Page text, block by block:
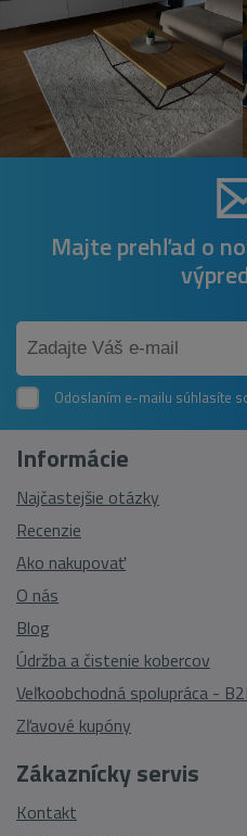
Majte prehľad o
Odoslaním e-mailu súhlasíte
Zákaznícky servis
Kontakt
Informácie
Najčastejšie otázky
Recenzie
Ako nakupovať
O nás
Blog
Údržba a čistenie kobercov
Veľkoobchodná spolupráca -
Zľavové kupóny